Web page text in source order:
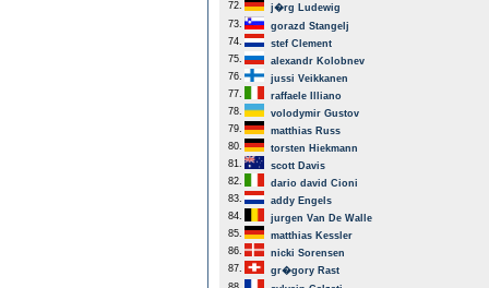
72.
j�rg Ludewig
73.
gorazd Stangelj
74.
stef Clement
75.
alexandr Kolobnev
76.
jussi Veikkanen
77.
raffaele Illiano
78.
volodymir Gustov
79.
matthias Russ
80.
torsten Hiekmann
81.
scott Davis
82.
dario david Cioni
83.
addy Engels
84.
jurgen Van De Walle
85.
matthias Kessler
86.
nicki Sorensen
87.
gr�gory Rast